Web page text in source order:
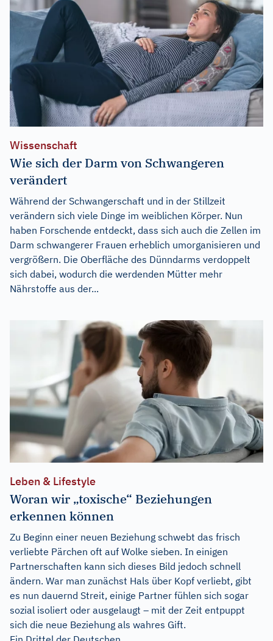
Wissenschaft
Wie sich der Darm von Schwangeren
verändert
Während der Schwangerschaft und in der Stillzeit
verändern sich viele Dinge im weiblichen Körper. Nun
haben Forschende entdeckt, dass sich auch die Zellen im
Darm schwangerer Frauen erheblich umorganisieren und
vergrößern. Die Oberfläche des Dünndarms verdoppelt
sich dabei, wodurch die werdenden Mütter mehr
Nährstoffe aus der...
Leben & Lifestyle
Woran wir „toxische“ Beziehungen
erkennen können
Zu Beginn einer neuen Beziehung schwebt das frisch
verliebte Pärchen oft auf Wolke sieben. In einigen
Partnerschaften kann sich dieses Bild jedoch schnell
ändern. War man zunächst Hals über Kopf verliebt, gibt
es nun dauernd Streit, einige Partner fühlen sich sogar
sozial isoliert oder ausgelaugt – mit der Zeit entpuppt
sich die neue Beziehung als wahres Gift.